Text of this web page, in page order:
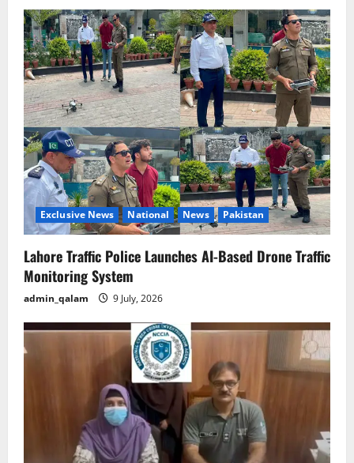
i
g
a
t
i
o
n
Exclusive News National News Pakistan
Lahore Traffic Police Launches AI-Based Drone Traffic
Monitoring System
admin_qalam 9 July, 2026